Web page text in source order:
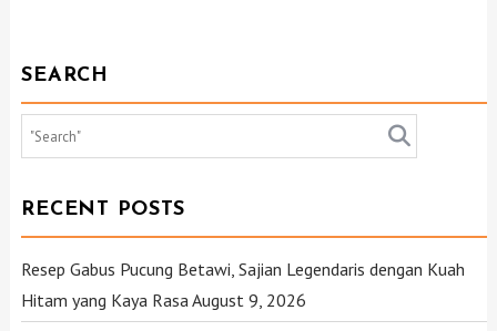
SEARCH
RECENT POSTS
Resep Gabus Pucung Betawi, Sajian Legendaris dengan Kuah
Hitam yang Kaya RasaAugust 9, 2026